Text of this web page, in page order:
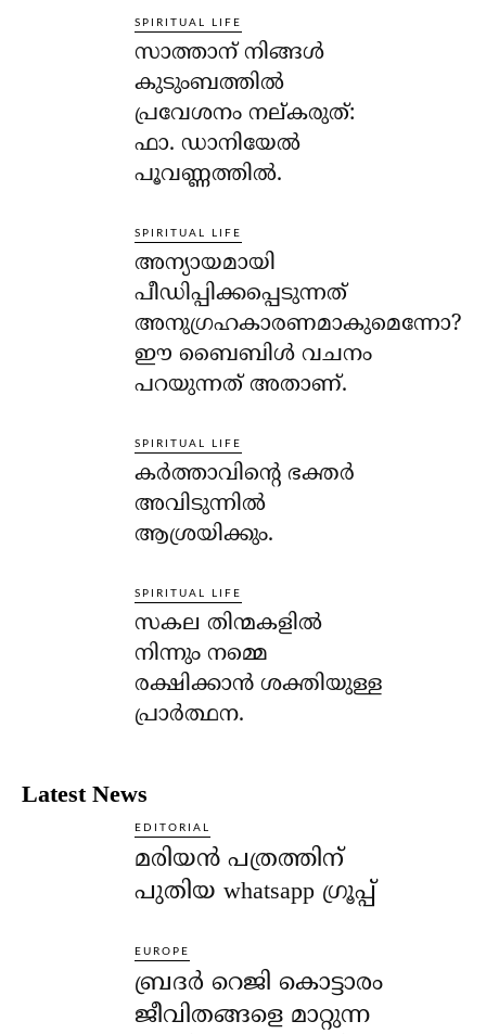
SPIRITUAL LIFE
സാത്താന് നിങ്ങള്‍
കുടുംബത്തില്‍
പ്രവേശനം നല്കരുത്:
ഫാ. ഡാനിയേല്‍
പൂവണ്ണത്തില്‍.
SPIRITUAL LIFE
അന്യായമായി
പീഡിപ്പിക്കപ്പെടുന്നത്
അനുഗ്രഹകാരണമാകുമെന്നോ?
ഈ ബൈബിള്‍ വചനം
പറയുന്നത് അതാണ്.
SPIRITUAL LIFE
കര്‍ത്താവിന്റെ ഭക്തര്‍
അവിടുന്നില്‍
ആശ്രയിക്കും.
SPIRITUAL LIFE
സകല തിന്മകളില്‍
നിന്നും നമ്മെ
രക്ഷിക്കാന്‍ ശക്തിയുള്ള
പ്രാര്‍ത്ഥന.
Latest News
EDITORIAL
മരിയൻ പത്രത്തിന്
പുതിയ whatsapp ഗ്രൂപ്പ്
EUROPE
ബ്രദർ റെജി കൊട്ടാരം
ജീവിതങ്ങളെ മാറ്റുന്ന